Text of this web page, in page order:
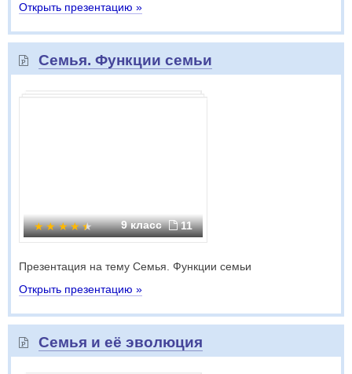
Открыть презентацию »
Семья. Функции семьи
9 класс 11
Презентация на тему Семья. Функции семьи
Открыть презентацию »
Семья и её эволюция